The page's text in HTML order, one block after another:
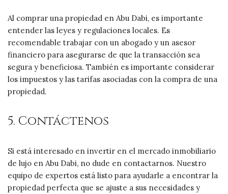
Al comprar una propiedad en Abu Dabi, es importante
entender las leyes y regulaciones locales. Es
recomendable trabajar con un abogado y un asesor
financiero para asegurarse de que la transacción sea
segura y beneficiosa. También es importante considerar
los impuestos y las tarifas asociadas con la compra de una
propiedad.
5. Contáctenos
Si está interesado en invertir en el mercado inmobiliario
de lujo en Abu Dabi, no dude en contactarnos. Nuestro
equipo de expertos está listo para ayudarle a encontrar la
propiedad perfecta que se ajuste a sus necesidades y